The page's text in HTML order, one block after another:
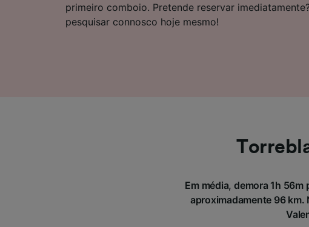
primeiro comboio. Pretende reservar
pesquisar connosco hoje mesmo!
Em média, demora 1h
aproximadamente 96 km.